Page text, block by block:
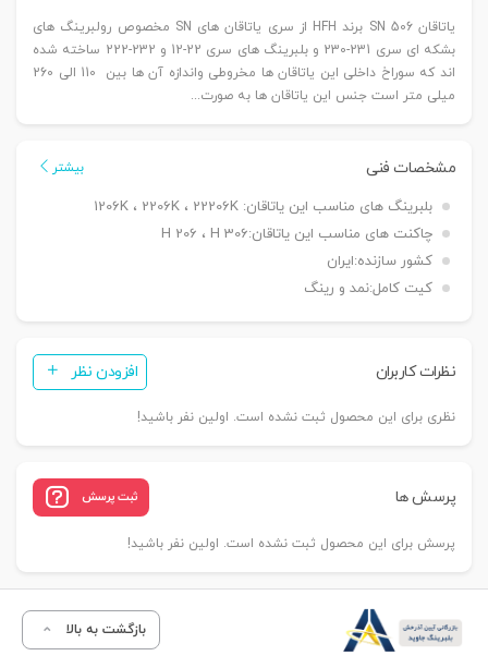
یاتاقان SN 506 برند HFH از سری یاتاقان های SN مخصوص رولبرینگ های
بشکه ای سری 231-230 و بلبرینگ های سری 22-12 و 232-222 ساخته شده
اند که سوراخ داخلی این یاتاقان ها مخروطی واندازه آن ها بین 110 الی 260
میلی متر است جنس این یاتاقان ها به صورت...
مشخصات فنی بیشتر
بلبرینگ های مناسب این یاتاقان:
چاکنت های مناسب این یاتاقان:H 206 ، H 306
کشور سازنده:ایران
کیت کامل:نمد و رینگ
نظرات کاربران افزودن نظر
نظری برای این محصول ثبت نشده است. اولین نفر باشید!
پرسش ها ثبت پرسش
پرسش برای این محصول ثبت نشده است. اولین نفر باشید!
بازگشت به بالا